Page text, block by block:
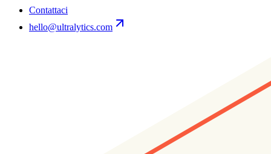
Contattaci
hello@ultralytics.com